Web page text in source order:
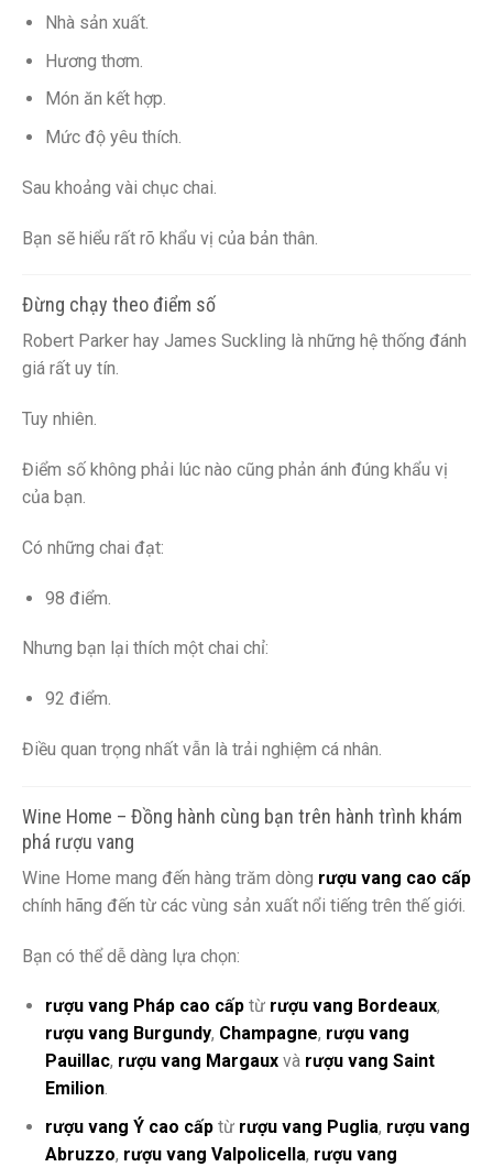
Nhà sản xuất.
Hương thơm.
Món ăn kết hợp.
Mức độ yêu thích.
Sau khoảng vài chục chai.
Bạn sẽ hiểu rất rõ khẩu vị của bản thân.
Đừng chạy theo điểm số
Robert Parker hay James Suckling là những hệ thống đánh
giá rất uy tín.
Tuy nhiên.
Điểm số không phải lúc nào cũng phản ánh đúng khẩu vị
của bạn.
Có những chai đạt:
98 điểm.
Nhưng bạn lại thích một chai chỉ:
92 điểm.
Điều quan trọng nhất vẫn là trải nghiệm cá nhân.
Wine Home – Đồng hành cùng bạn trên hành trình khám
phá rượu vang
Wine Home mang đến hàng trăm dòng rượu vang cao cấp
chính hãng đến từ các vùng sản xuất nổi tiếng trên thế giới.
Bạn có thể dễ dàng lựa chọn:
rượu vang Pháp cao cấptừ rượu vang Bordeaux,
rượu vang Burgundy, Champagne, rượu vang
Pauillac, rượu vang Margauxvà rượu vang Saint
Emilion.
rượu vang Ý cao cấptừ rượu vang Puglia, rượu vang
Abruzzo, rượu vang Valpolicella, rượu vang